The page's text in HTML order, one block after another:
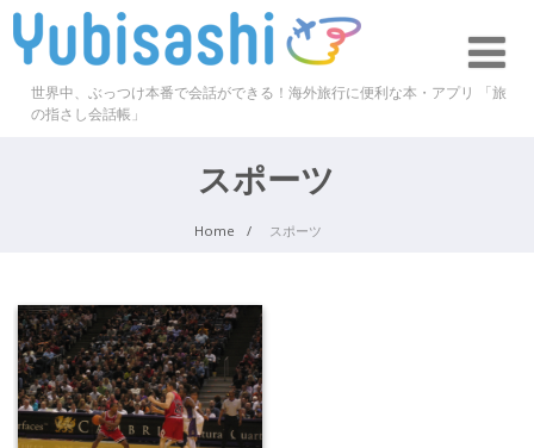
世界中、ぶっつけ本番で会話ができる！海外旅行に便利な本・アプリ 「旅
の指さし会話帳」
スポーツ
Home スポーツ